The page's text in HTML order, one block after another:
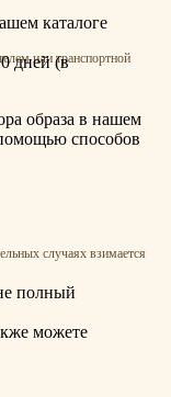
или транспортной
случаях взимается
каталоге
дней (в
образа в нашем
способов
полный
можете